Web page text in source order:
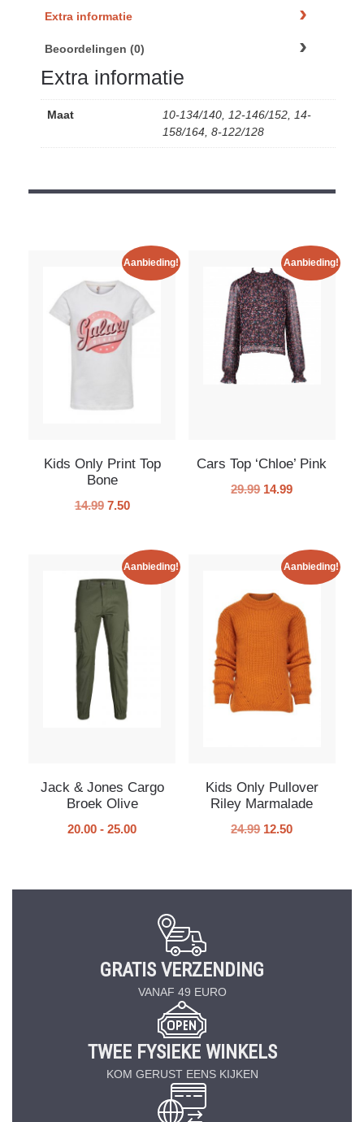
Extra informatie
Beoordelingen (0)
Extra informatie
Maat
10-134/140, 12-146/152, 14-
158/164, 8-122/128
Aanbieding!
Kids Only Print Top
Bone
14.99 7.50
Aanbieding!
Cars Top ‘Chloe’ Pink
29.99 14.99
Aanbieding!
Jack & Jones Cargo
Broek Olive
20.00 - 25.00
Aanbieding!
Kids Only Pullover
Riley Marmalade
24.99 12.50
GRATIS VERZENDING
VANAF 49 EURO
TWEE FYSIEKE WINKELS
KOM GERUST EENS KIJKEN